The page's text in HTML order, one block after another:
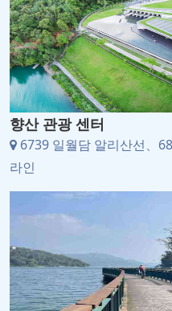
향산 관광 센터
6739 일월담 알리산선、
라인